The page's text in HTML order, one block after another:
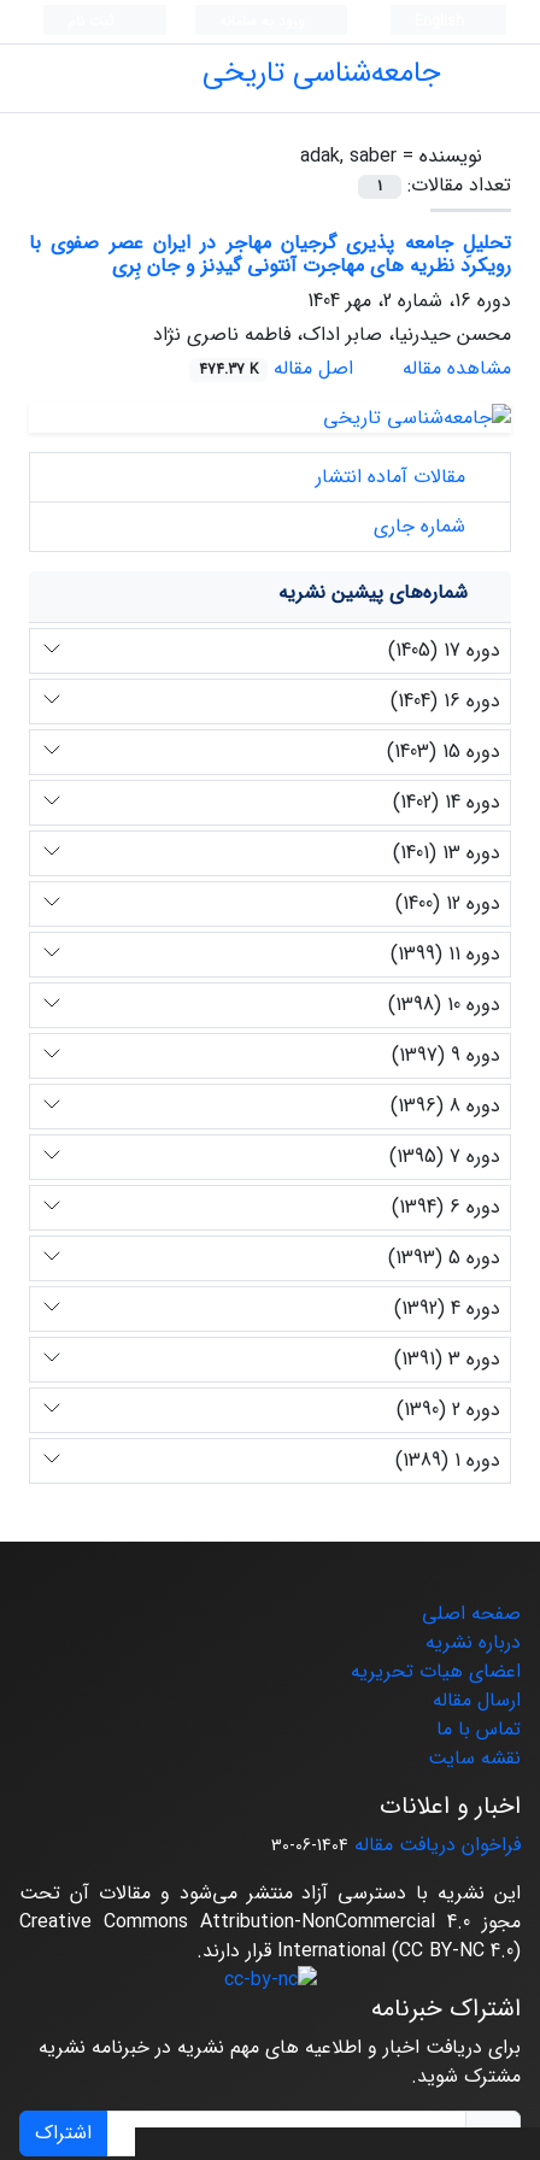
جامعه‌شناسی تاریخی
نویسنده = adak, saber
تعداد مقالات:
1
تحلیلِ جامعه پذیری گرجیان مهاجر در ایران عصر صفوی با
رویکرد نظریه های مهاجرت آنتونی گیدِنز و جان بِری
دوره 16، شماره 2، مهر 1404
محسن حیدرنیا، صابر اداک، فاطمه ناصری نژاد
مشاهده مقاله
اصل مقاله 474.37 K
مقالات آماده انتشار
شماره جاری
شماره‌های پیشین نشریه
دوره 17 (1405)
دوره 16 (1404)
دوره 15 (1403)
دوره 14 (1402)
دوره 13 (1401)
دوره 12 (1400)
دوره 11 (1399)
دوره 10 (1398)
دوره 9 (1397)
دوره 8 (1396)
دوره 7 (1395)
دوره 6 (1394)
دوره 5 (1393)
دوره 4 (1392)
دوره 3 (1391)
دوره 2 (1390)
دوره 1 (1389)
صفحه اصلی
درباره نشریه
اعضای هیات تحریریه
ارسال مقاله
تماس با ما
نقشه سایت
اخبار و اعلانات
فراخوان دریافت مقاله 1404-06-30
این نشریه با دسترسی آزاد منتشر می‌شود و مقالات آن تحت
مجوز Creative Commons Attribution-NonCommercial 4.0
International (CC BY-NC 4.0) قرار دارند.
اشتراک خبرنامه
برای دریافت اخبار و اطلاعیه های مهم نشریه در خبرنامه نشریه
مشترک شوید.
اشتراک